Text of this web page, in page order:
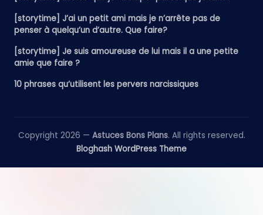
[storytime] J’ai un petit ami mais je n’arrête pas de
penser à quelqu’un d’autre. Que faire?
[storytime] Je suis amoureuse de lui mais il a une petite
amie que faire ?
10 phrases qu’utilisent les pervers narcissiques
Copyright 2026 — Astuces Bons Plans. All rights reserved.
Bloghash WordPress Theme